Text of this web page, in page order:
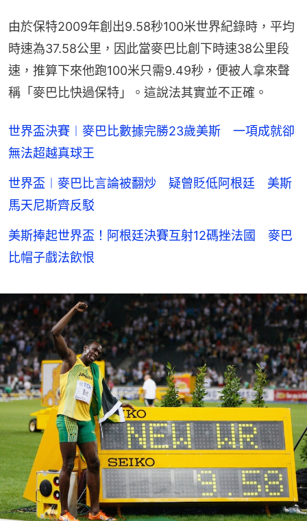
由於保特2009年創出9.58秒100米世界紀錄時，平均
時速為37.58公里，因此當麥巴比創下時速38公里段
速，推算下來他跑100米只需9.49秒，便被人拿來聲
稱「麥巴比快過保特」。這說法其實並不正確。
世界盃決賽︱麥巴比數據完勝23歲美斯 一項成就卻
無法超越真球王
世界盃︱麥巴比言論被翻炒 疑曾貶低阿根廷 美斯
馬天尼斯齊反駁
美斯捧起世界盃！阿根廷決賽互射12碼挫法國 麥巴
比帽子戲法飲恨